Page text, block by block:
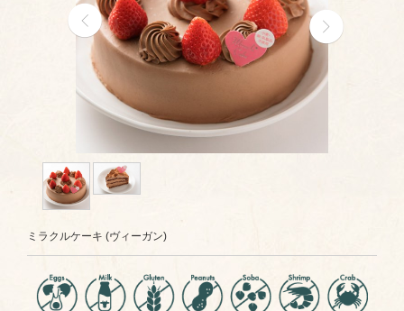
ミラクルケーキ (ヴィーガン)